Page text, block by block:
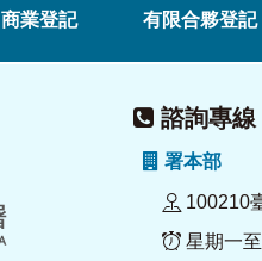
商業登記 有限合夥登記
諮詢專線
署本部
100210
星期一至